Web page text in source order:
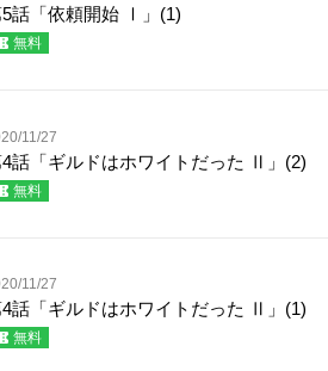
話「依頼開始 Ⅰ」(1)
無料
11/27
話「ギルドはホワイトだった Ⅱ」(2)
無料
11/27
話「ギルドはホワイトだった Ⅱ」(1)
無料